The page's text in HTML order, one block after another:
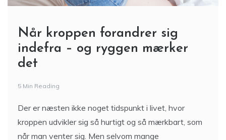
Når kroppen forandrer sig
indefra – og ryggen mærker
Der er næsten ikke noget tidspunkt i livet, hvor
kroppen udvikler sig så hurtigt og så mærkbart, som